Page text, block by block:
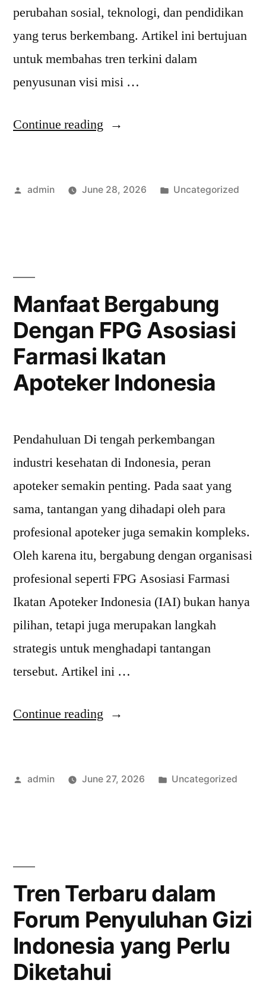
perubahan sosial, teknologi, dan pendidikan
yang terus berkembang. Artikel ini bertujuan
untuk membahas tren terkini dalam
penyusunan visi misi …
Continue reading “Tren
Penyusunan
Era
Digital”
Posted
admin June 28, 2026
Posted
Uncategorized
Manfaat Bergabung
Dengan FPG Asosiasi
Farmasi Ikatan
Apoteker Indonesia
Pendahuluan Di tengah perkembangan
industri kesehatan di Indonesia, peran
apoteker semakin penting. Pada saat yang
sama, tantangan yang dihadapi oleh para
profesional apoteker juga semakin kompleks.
Oleh karena itu, bergabung dengan organisasi
profesional seperti FPG Asosiasi Farmasi
Ikatan Apoteker Indonesia (IAI) bukan hanya
pilihan, tetapi juga merupakan langkah
strategis untuk menghadapi tantangan
tersebut. Artikel ini …
Continue reading “Manfaat
FPG
Indonesia”
Posted
admin June 27, 2026
Posted
Uncategorized
Tren Terbaru dalam
Forum Penyuluhan Gizi
Indonesia yang Perlu
Diketahui